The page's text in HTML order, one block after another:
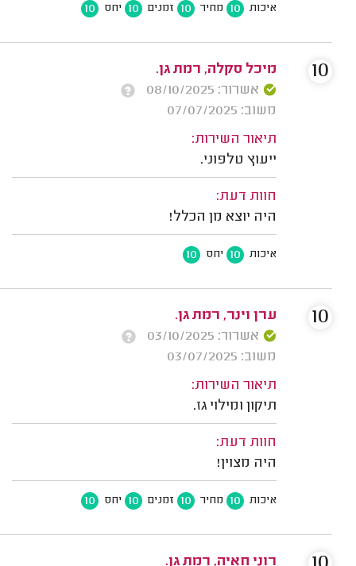
איכות 10 מחיר 10 זמנים 10 יחס 10
מיכל סקלה, רמת גן.
אשרור: 08/10/2025
משוב: 07/07/2025
תיאור השירות:
ייעוץ טלפוני.
חוות דעת:
היה יוצא מן הכלל!
איכות 10 יחס 10
10
ערן וינר, רמת גן.
אשרור: 03/10/2025
משוב: 03/07/2025
תיאור השירות:
תיקון ומילוי גז.
חוות דעת:
היה מצוין!
איכות 10 מחיר 10 זמנים 10 יחס 10
10
רוני חאיה, רמת גן.